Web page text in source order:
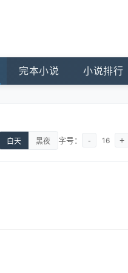
完本小说 小说排行
白天 黑夜 字号： - 16 +